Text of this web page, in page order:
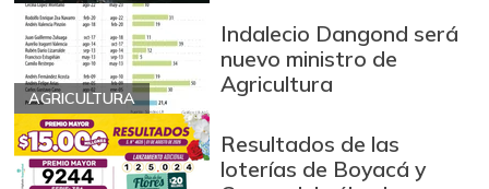
AGRICULTURA
Indalecio Dangond será
nuevo ministro de
Agricultura
Resultados de las
loterías de Boyacá y